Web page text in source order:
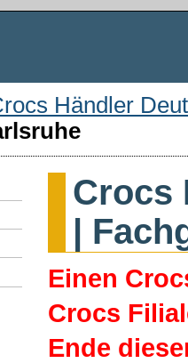
Händler
Crocs
|
Einen
Crocs
Ende